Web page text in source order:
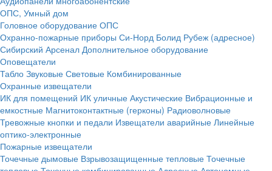
ОПС, Умный дом
Головное оборудование ОПС
Охранно-пожарные приборы Си-Норд Болид Рубеж (адресное)
Сибирский Арсенал Дополнительное оборудование
Оповещатели
Табло Звуковые Световые Комбинированные
Охранные извещатели
ИК для помещений ИК уличные Акустические Вибрационные и
емкостные Магнитоконтактные (герконы) Радиоволновые
Тревожные кнопки и педали Извещатели аварийные Линейные
оптико-электронные
Пожарные извещатели
Точечные дымовые Взрывозащищенные тепловые Точечные